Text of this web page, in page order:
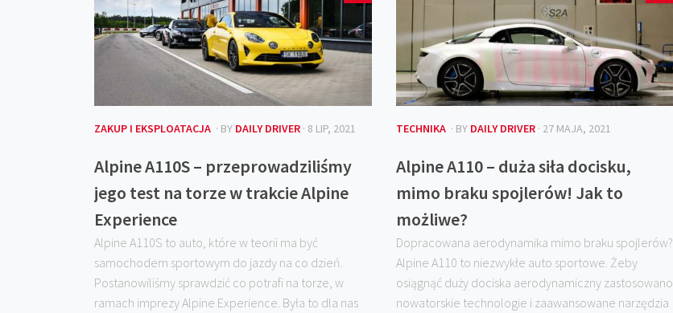
ZAKUP I EKSPLOATACJA · BY DAILY DRIVER · 8 LIP, 2021
Alpine A110S – przeprowadziliśmy
jego test na torze w trakcie Alpine
Experience
Alpine A110S to auto, które w teorii ma być
samochodem sportowym do jazdy na co dzień.
Postanowiliśmy sprawdzić co potrafi na torze, w
ramach imprezy Alpine Experience. Była to dla nas
TECHNIKA · BY DAILY DRIVER · 27 MAJA, 2021
Alpine A110 – duża siła docisku,
mimo braku spojlerów! Jak to
możliwe?
Dopracowana aerodynamika mimo braku spojlerów?
Alpine A110 to niezwykłe auto sportowe. Żeby
osiągnąć duży dociska aerodynamiczny zastosowano
nowatorskie technologie i zaawansowane narzędzia